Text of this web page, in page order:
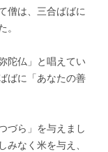
僧は、三合ばばに
陀仏」と唱えてい
ばに「あなたの善
づら」を与えまし
なく米を与え、